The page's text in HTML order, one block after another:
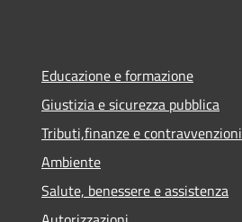
Educazione e formazione
Giustizia e sicurezza pubblica
Tributi,finanze e contravvenzioni
Ambiente
Salute, benessere e assistenza